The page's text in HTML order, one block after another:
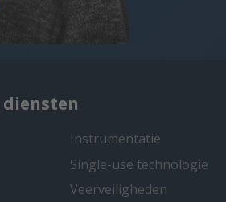
Instrumentatie
Single-use technologie
Veerveiligheden